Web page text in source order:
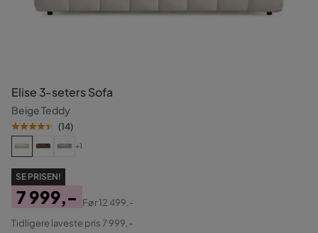
Elise 3-seters Sofa
Beige Teddy
(14)
+1
SE PRISEN!
Pris
7 999,-
Original
Før12 499,-
Tidligere laveste pris 7 999,-